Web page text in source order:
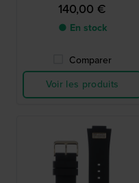
140,00 €
● En stock
Comparer
Voir les produits